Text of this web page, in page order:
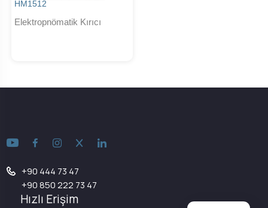
HM1512
Elektropnömatik Kırıcı
+90 444 73 47
+90 850 222 73 47
Hızlı Erişim